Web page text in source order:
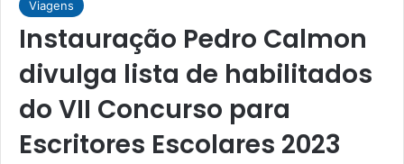
Viagens
Instauração Pedro Calmon
divulga lista de habilitados
do VII Concurso para
Escritores Escolares 2023